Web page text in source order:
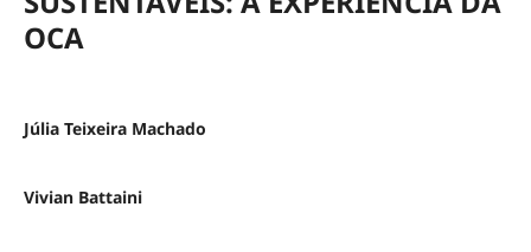
OCA
Júlia Teixeira Machado
Vivian Battaini